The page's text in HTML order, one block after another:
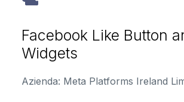
Facebook Like Button
Widgets
Azienda: Meta Platforms Ireland